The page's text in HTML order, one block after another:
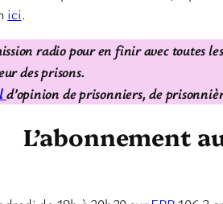
ici.
radio pour en finir avec toutes
des prisons.
d’opinion de prisonniers, de
L’abonnement